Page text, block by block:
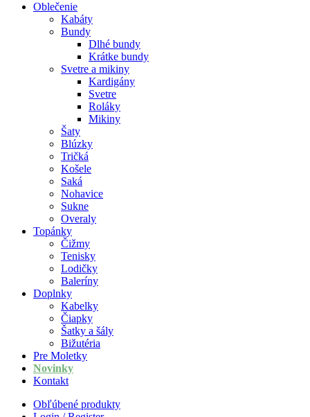
Oblečenie
Kabáty
Bundy
Dlhé bundy
Krátke bundy
Svetre a mikiny
Kardigány
Svetre
Roláky
Mikiny
Šaty
Blúzky
Tričká
Košele
Saká
Nohavice
Sukne
Overaly
Topánky
Čižmy
Tenisky
Lodičky
Baleríny
Doplnky
Kabelky
Čiapky
Šatky a šály
Bižutéria
Pre Moletky
Novinky
Kontakt
Obľúbené produkty